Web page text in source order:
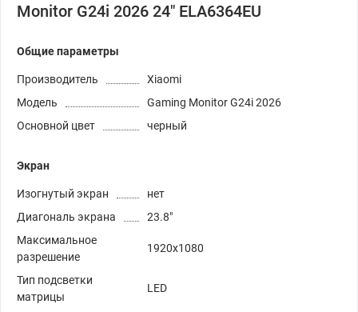
Monitor G24i 2026 24" ELA6364EU
Общие параметры
Производитель
Xiaomi
Модель
Gaming Monitor G24i 2026
Основной цвет
черный
Экран
Изогнутый экран
нет
Диагональ экрана
23.8"
Максимальное
разрешение
1920x1080
Тип подсветки
матрицы
LED